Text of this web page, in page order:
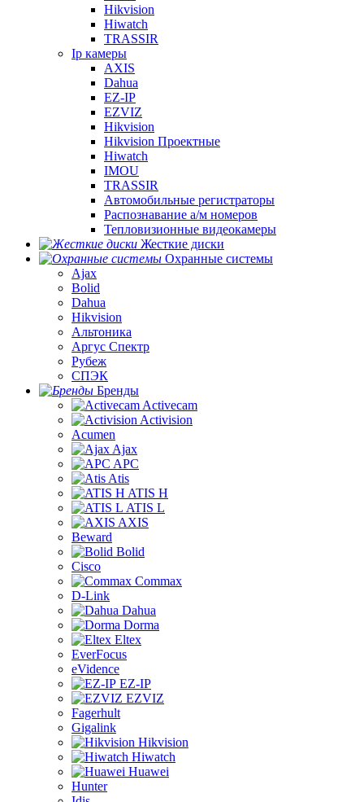
Hikvision
Hiwatch
TRASSIR
Ip камеры
AXIS
Dahua
EZ-IP
EZVIZ
Hikvision
Hikvision Проектные
Hiwatch
IMOU
TRASSIR
Автомобильные регистраторы
Распознавание а/м номеров
Тепловизионные видеокамеры
Жесткие диски
Охранные системы
Ajax
Bolid
Dahua
Hikvision
Альтоника
Аргус Спектр
Рубеж
СПЭК
Бренды
Activecam
Activision
Acumen
Ajax
APC
Atis
ATIS H
ATIS L
AXIS
Beward
Bolid
Cisco
Commax
D-Link
Dahua
Dorma
Eltex
EverFocus
eVidence
EZ-IP
EZVIZ
Fagerhult
Gigalink
Hikvision
Hiwatch
Huawei
Hunter